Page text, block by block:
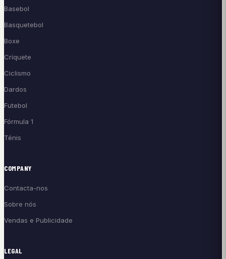
Basebol
Basquetebol
Boxe
Críquete
Ciclismo
Dardos
Futebol
Fórmula 1
Ténis
COMPANY
Contacta-nos
Sobre nós
Vendas e Publicidade
LEGAL